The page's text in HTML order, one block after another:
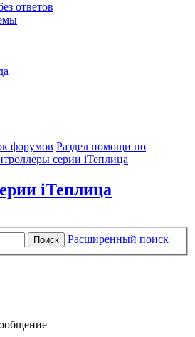
ответов
форумов Раздел помощи по
серии iТеплица
iТеплица
Поиск
Расширенный поиск